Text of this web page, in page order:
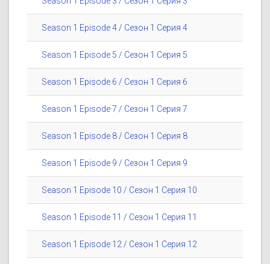
Season 1 Episode 4 / Сезон 1 Серия 4
Season 1 Episode 5 / Сезон 1 Серия 5
Season 1 Episode 6 / Сезон 1 Серия 6
Season 1 Episode 7 / Сезон 1 Серия 7
Season 1 Episode 8 / Сезон 1 Серия 8
Season 1 Episode 9 / Сезон 1 Серия 9
Season 1 Episode 10 / Сезон 1 Серия 10
Season 1 Episode 11 / Сезон 1 Серия 11
Season 1 Episode 12 / Сезон 1 Серия 12